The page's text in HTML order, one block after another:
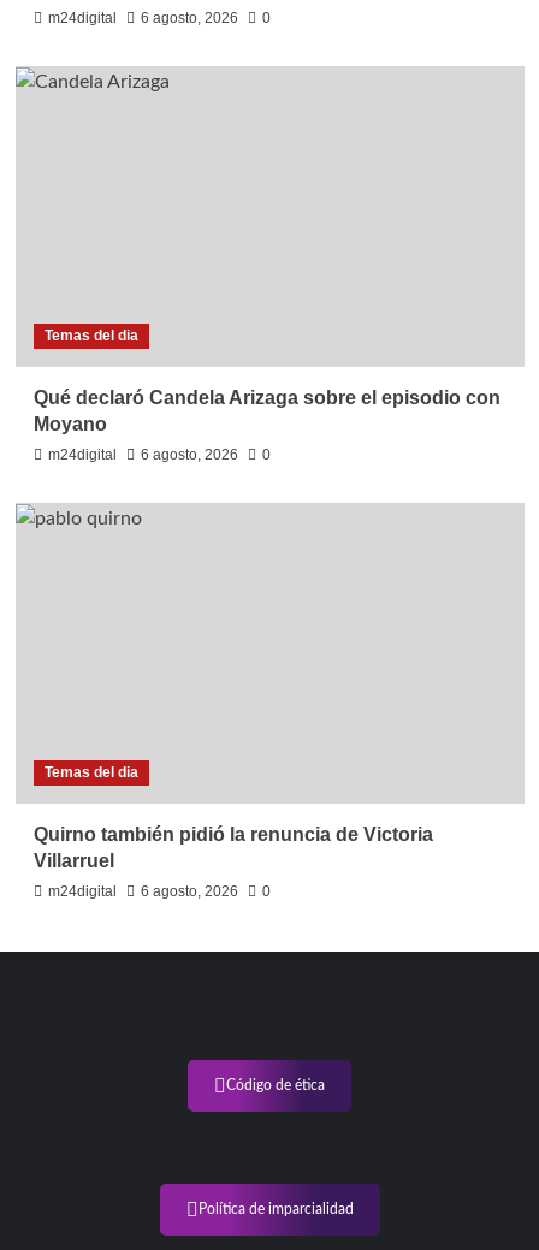
m24digital 6 agosto, 2026 0
Temas del dia
Qué declaró Candela Arizaga sobre el episodio con
Moyano
m24digital 6 agosto, 2026 0
Temas del dia
Quirno también pidió la renuncia de Victoria
Villarruel
m24digital 6 agosto, 2026 0
Código de ética
Política de imparcialidad